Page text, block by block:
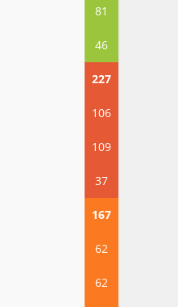
81
46
227
106
109
37
167
62
62